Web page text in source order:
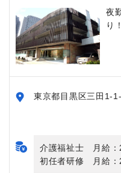
夜
り！
東京都目黒区三田1-
介護福祉士 月給：
初任者研修 月給：